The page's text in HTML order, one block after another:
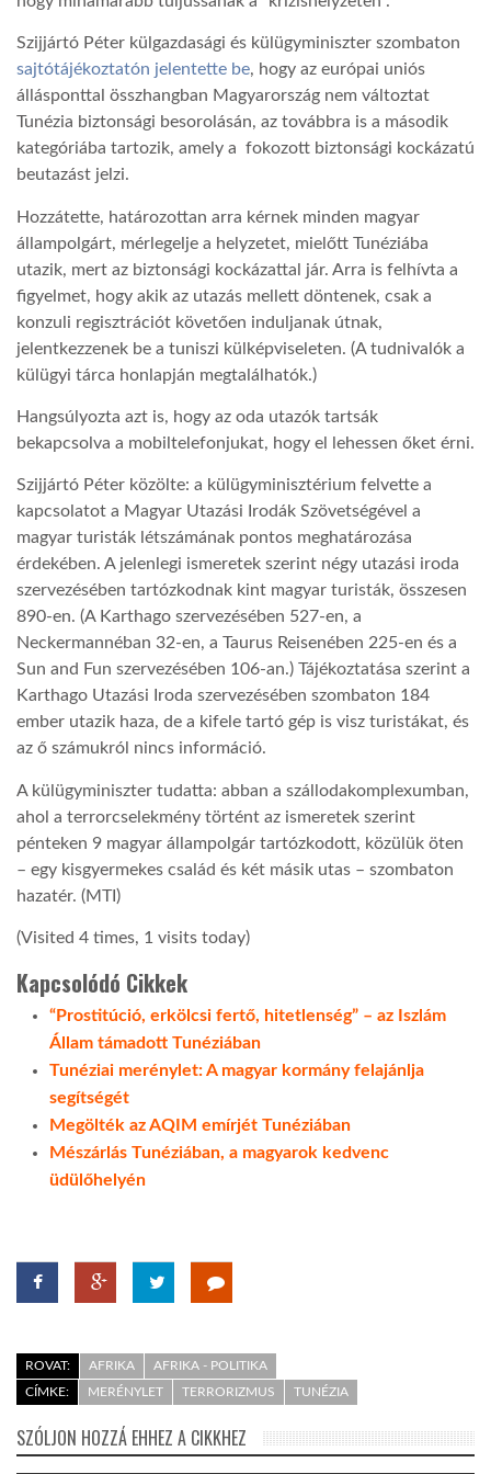
LATIMO.HU
GLOBOBOOK
Szijjártó Péter külgazdasági és külügyminiszter szombaton
sajtótájékoztatón jelentette be, hogy az európai uniós
állásponttal összhangban Magyarország nem változtat
Tunézia biztonsági besorolásán, az továbbra is a második
kategóriába tartozik, amely a fokozott biztonsági kockázatú
beutazást jelzi.
Hozzátette, határozottan arra kérnek minden magyar
állampolgárt, mérlegelje a helyzetet, mielőtt Tunéziába
utazik, mert az biztonsági kockázattal jár. Arra is felhívta a
figyelmet, hogy akik az utazás mellett döntenek, csak a
konzuli regisztrációt követően induljanak útnak,
jelentkezzenek be a tuniszi külképviseleten. (A tudnivalók a
külügyi tárca honlapján megtalálhatók.)
Hangsúlyozta azt is, hogy az oda utazók tartsák
bekapcsolva a mobiltelefonjukat, hogy el lehessen őket érni.
Szijjártó Péter közölte: a külügyminisztérium felvette a
kapcsolatot a Magyar Utazási Irodák Szövetségével a
magyar turisták létszámának pontos meghatározása
érdekében. A jelenlegi ismeretek szerint négy utazási iroda
szervezésében tartózkodnak kint magyar turisták, összesen
890-en. (A Karthago szervezésében 527-en, a
Neckermannéban 32-en, a Taurus Reisenében 225-en és a
Sun and Fun szervezésében 106-an.) Tájékoztatása szerint a
Karthago Utazási Iroda szervezésében szombaton 184
ember utazik haza, de a kifele tartó gép is visz turistákat, és
az ő számukról nincs információ.
A külügyminiszter tudatta: abban a szállodakomplexumban,
ahol a terrorcselekmény történt az ismeretek szerint
pénteken 9 magyar állampolgár tartózkodott, közülük öten
– egy kisgyermekes család és két másik utas – szombaton
hazatér. (MTI)
(Visited 4 times, 1 visits today)
Kapcsolódó Cikkek
“Prostitúció, erkölcsi fertő, hitetlenség” – az Iszlám
Állam támadott Tunéziában
Tunéziai merénylet: A magyar kormány felajánlja
segítségét
Megölték az AQIM emírjét Tunéziában
Mészárlás Tunéziában, a magyarok kedvenc
üdülőhelyén
ROVAT: AFRIKA
AFRIKA - POLITIKA
CÍMKE:
MERÉNYLET TERRORIZMUS TUNÉZIA
SZÓLJON HOZZÁ EHHEZ A CIKKHEZ